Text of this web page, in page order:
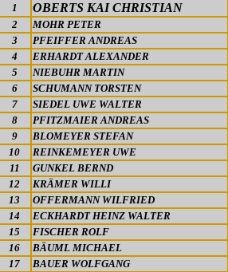
1
OBERTS KAI CHRISTIAN
2
MOHR PETER
3
PFEIFFER ANDREAS
4
ERHARDT ALEXANDER
5
NIEBUHR MARTIN
6
SCHUMANN TORSTEN
7
SIEDEL UWE WALTER
8
PFITZMAIER ANDREAS
9
BLOMEYER STEFAN
10
REINKEMEYER UWE
11
GUNKEL BERND
12
KRÄMER WILLI
13
OFFERMANN WILFRIED
14
ECKHARDT HEINZ WALTER
15
FISCHER ROLF
16
BÄUML MICHAEL
17
BAUER WOLFGANG